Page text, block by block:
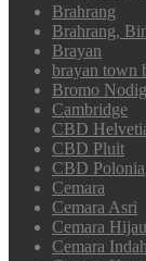
Brahrang
Brahrang,
Brayan
brayan town
Bromo
Cambridge
CBD
CBD Pluit
CBD Polonia
Cemara
Cemara Asri
Cemara Hijau
Cemara Indah